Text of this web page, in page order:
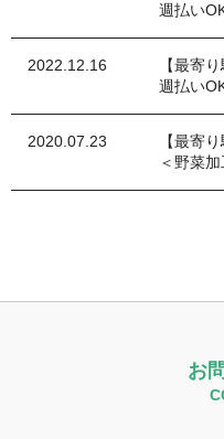
週払い
2022.12.16
【最寄
週払い
2020.07.23
【最寄
＜野菜
お